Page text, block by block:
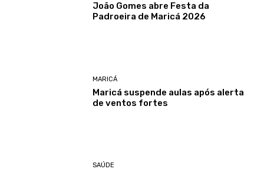
João Gomes abre Festa da
Padroeira de Maricá 2026
MARICÁ
Maricá suspende aulas após alerta
de ventos fortes
SAÚDE